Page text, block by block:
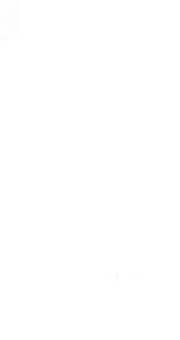
dommage qu'aucun
:-)